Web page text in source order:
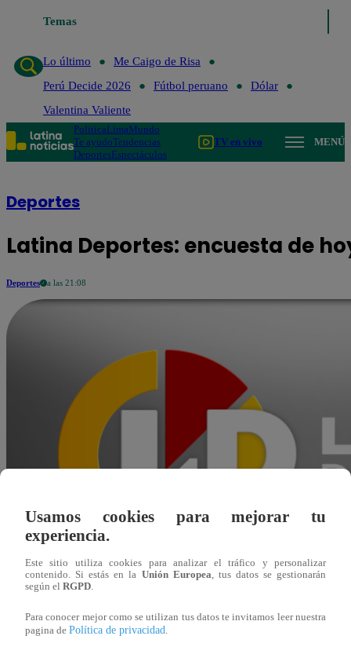
Temas
Lo último
Me Caigo de Risa
Perú Decide 2026
Fútbol peruano
Dólar
Valentina Valiente
PolíticaLimaMundo
Te ayudoTendencias
DeportesEspectáculos
TV en vivo MENÚ
Deportes
Latina Deportes: encuesta de
Deportes a las 21:08
Usamos cookies para mejorar tu
experiencia.
Este sitio utiliza cookies para analizar el tráfico y personalizar
contenido. Si estás en la Unión Europea, tus datos se gestionarán
según el RGPD.
Para conocer mejor como se utilizan tus datos te invitamos leer nuestra
pagina de Política de privacidad.